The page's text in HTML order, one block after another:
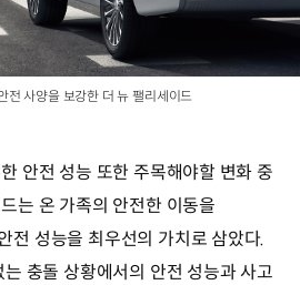
전 사양을 보강한 더 뉴 팰리세이드
안전 성능 또한 주목해야할 변화 중
는 온 가족의 안전한 이동을
전 성능을 최우선의 가치로 삼았다.
충돌 상황에서의 안전 성능과 사고